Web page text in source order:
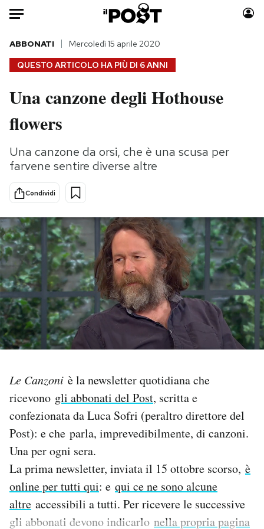
Auto
HOME
Italia
Politica
Tecnologia
Internet
Scienza
Cultura
Economia
Sport
Moda
Storie/Idee
Ok Boomer!
Altrecose
Mondiali calcio 2026
PODCAST
NEWSLETTER
SHOP
CALENDARIO
AREA PERSONALE
Area Personale
Newsletter
QUESTO ARTICOLO HA PIÙ DI 6 ANNI
ABBONATI Mercoledì 15 aprile 2020
Una canzone degli Hothouse
flowers
Una canzone da orsi, che è una scusa per
farvene sentire diverse altre
Condividi
Le Canzoni è la newsletter quotidiana che
ricevono gli abbonati del Post, scritta e
confezionata da Luca Sofri (peraltro direttore del
Post): e che parla, imprevedibilmente, di canzoni.
Una per ogni sera.
La prima newsletter, inviata il 15 ottobre scorso, è
online per tutti qui: e qui ce ne sono alcune
altre accessibili a tutti. Per ricevere le successive
gli abbonati devono indicarlo nella propria pagina